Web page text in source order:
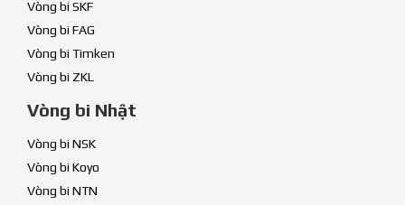
Vòng bi SKF
Vòng bi FAG
Vòng bi Timken
Vòng bi ZKL
Vòng bi Nhật
Vòng bi NSK
Vòng bi Koyo
Vòng bi NTN